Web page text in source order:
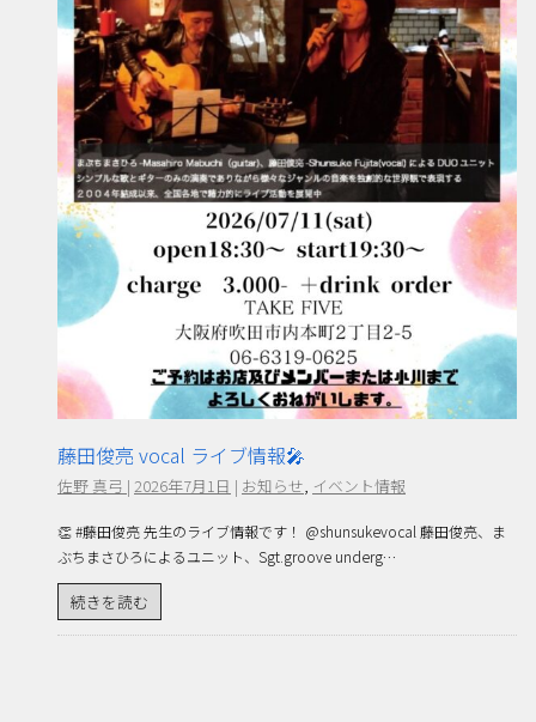
藤田俊亮 vocal ライブ情報🎤
佐野 真弓 | 2026年7月1日 | お知らせ イベント情報
👏 #藤田俊亮 先生のライブ情報です！ @shunsukevocal 藤田俊亮、ま
ぶちまさひろによるユニット、Sgt.groove underg…
続きを読む